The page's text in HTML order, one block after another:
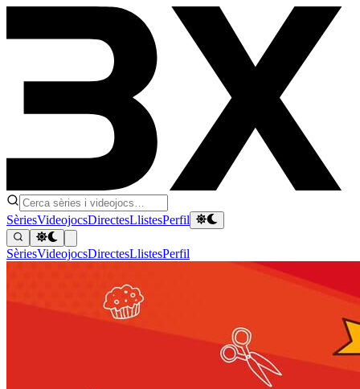
SèriesVideojocsDirectesLlistesPerfil
SèriesVideojocsDirectesLlistesPerfil